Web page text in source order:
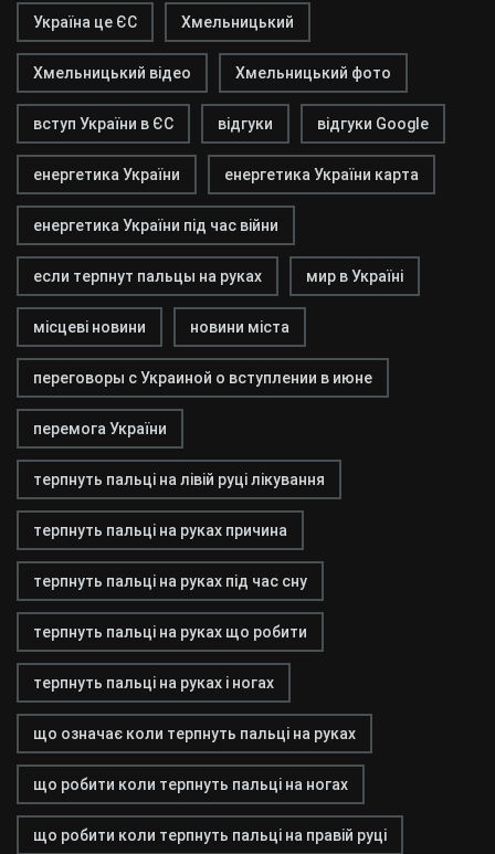
Україна це ЄС Хмельницький
Хмельницький відео Хмельницький фото
вступ України в ЄС відгуки відгуки Google
енергетика України енергетика України карта
енергетика України під час війни
если терпнут пальцы на руках мир в Україні
місцеві новини новини міста
переговоры с Украиной о вступлении в июне
перемога України
терпнуть пальці на лівій руці лікування
терпнуть пальці на руках причина
терпнуть пальці на руках під час сну
терпнуть пальці на руках що робити
терпнуть пальці на руках і ногах
що означає коли терпнуть пальці на руках
що робити коли терпнуть пальці на ногах
що робити коли терпнуть пальці на правій руці